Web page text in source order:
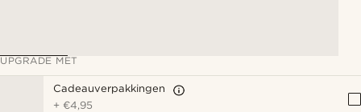
UPGRADE MET
Cadeauverpakkingen
+€4,95